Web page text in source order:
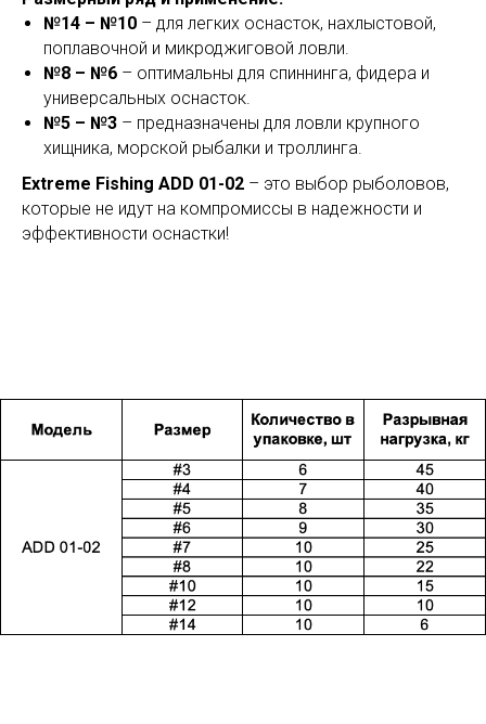
№14 – №10 – для легких оснасток, нахлыстовой,
поплавочной и микроджиговой ловли.
№8 – №6 – оптимальны для спиннинга, фидера и
универсальных оснасток.
№5 – №3 – предназначены для ловли крупного
хищника, морской рыбалки и троллинга.
Extreme Fishing ADD 01-02 – это выбор рыболовов,
которые не идут на компромиссы в надежности и
эффективности оснастки!